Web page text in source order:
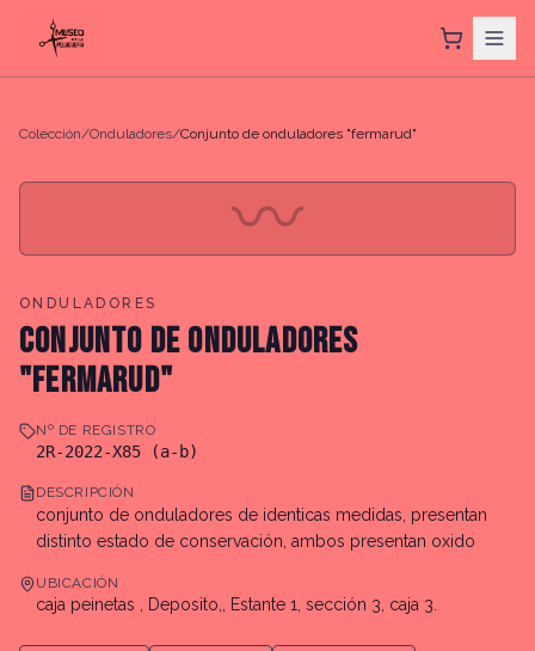
Colección/Onduladores/Conjunto de onduladores "fermarud"
〰
ONDULADORES
CONJUNTO DE ONDULADORES
"FERMARUD"
Nº DE REGISTRO
2R-2022-X85 (a-b)
DESCRIPCIÓN
conjunto de onduladores de identicas medidas, presentan
distinto estado de conservación, ambos presentan oxido
UBICACIÓN
caja peinetas , Deposito,, Estante 1, sección 3, caja 3.